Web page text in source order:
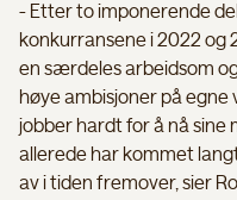
- Etter to imponerende
konkurransene i 2022 og
en særdeles arbeidsom
høye ambisjoner på egne
jobber hardt for å nå sine
allerede har kommet
av i tiden fremover, sier